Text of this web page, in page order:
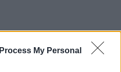
My Personal